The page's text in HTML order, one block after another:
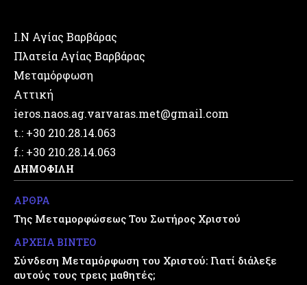
Ι.Ν Αγίας Βαρβάρας
Πλατεία Αγίας Βαρβάρας
Μεταμόρφωση
Αττική
ieros.naos.ag.varvaras.met@gmail.com
t.: +30 210.28.14.063
f.: +30 210.28.14.063
ΔΗΜΟΦΙΛΗ
ΑΡΘΡΑ
Της Μεταμορφώσεως Του Σωτήρος Χριστού
ΑΡΧΕΙΑ ΒΙΝΤΕΟ
Σύνδεση Μεταμόρφωση του Χριστού: Γιατί διάλεξε
αυτούς τους τρεις μαθητές;